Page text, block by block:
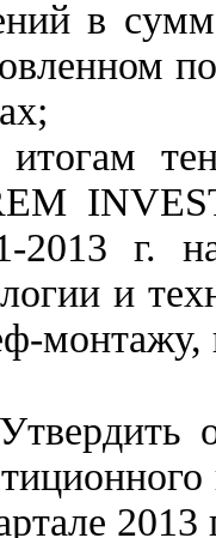
в
2013 г.
и
монтажу,
2013